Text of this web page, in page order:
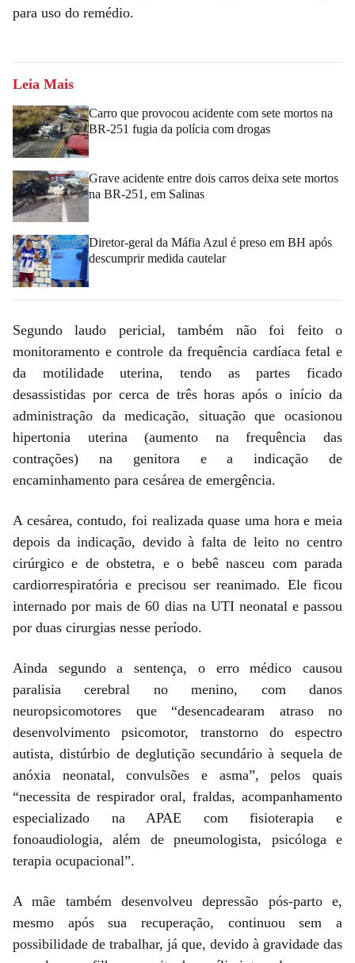
para uso do remédio.
Leia Mais
Carro que provocou acidente com sete mortos na
BR-251 fugia da polícia com drogas
Grave acidente entre dois carros deixa sete mortos
na BR-251, em Salinas
Diretor-geral da Máfia Azul é preso em BH após
descumprir medida cautelar
Segundo laudo pericial, também não foi feito o
monitoramento e controle da frequência cardíaca fetal e
da motilidade uterina, tendo as partes ficado
desassistidas por cerca de três horas após o início da
administração da medicação, situação que ocasionou
hipertonia uterina (aumento na frequência das
contrações) na genitora e a indicação de
encaminhamento para cesárea de emergência.
A cesárea, contudo, foi realizada quase uma hora e meia
depois da indicação, devido à falta de leito no centro
cirúrgico e de obstetra, e o bebê nasceu com parada
cardiorrespiratória e precisou ser reanimado. Ele ficou
internado por mais de 60 dias na UTI neonatal e passou
por duas cirurgias nesse período.
Ainda segundo a sentença, o erro médico causou
paralisia cerebral no menino, com danos
neuropsicomotores que “desencadearam atraso no
desenvolvimento psicomotor, transtorno do espectro
autista, distúrbio de deglutição secundário à sequela de
anóxia neonatal, convulsões e asma”, pelos quais
“necessita de respirador oral, fraldas, acompanhamento
especializado na APAE com fisioterapia e
fonoaudiologia, além de pneumologista, psicóloga e
terapia ocupacional”.
A mãe também desenvolveu depressão pós-parto e,
mesmo após sua recuperação, continuou sem a
possibilidade de trabalhar, já que, devido à gravidade das